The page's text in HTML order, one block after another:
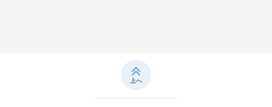
上へ